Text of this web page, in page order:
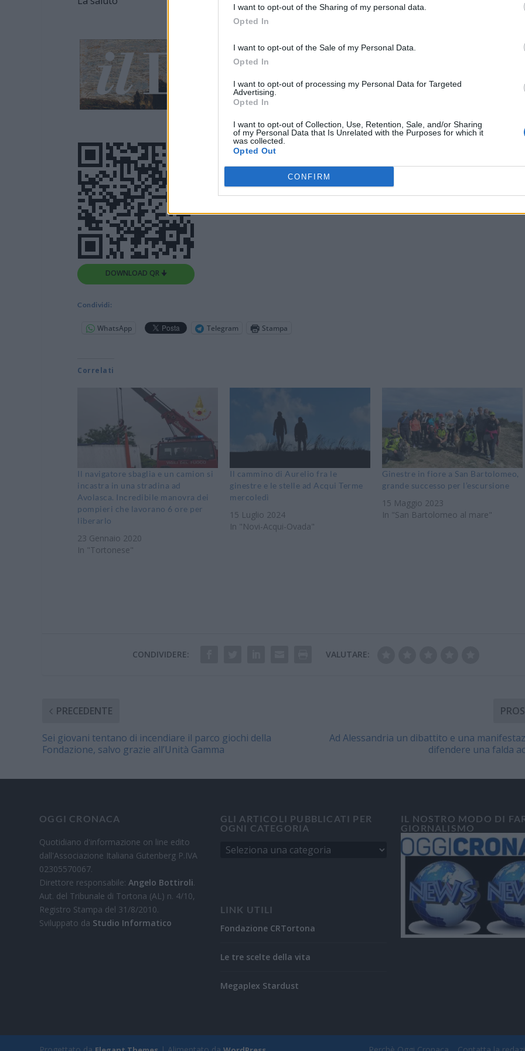
I want to opt-out of the Sharing of my personal data.
Opted In
I want to opt-out of the Sale of my Personal Data.
Opted In
I want to opt-out of processing my Personal Data for Targeted
Advertising.
Opted In
I want to opt-out of Collection, Use, Retention, Sale, and/or Sharing
of my Personal Data that Is Unrelated with the Purposes for which it
was collected.
Opted Out
CONFIRM
DOWNLOAD QR 🠋
Condividi:
WhatsApp Telegram Stampa
Correlati
Il navigatore sbaglia e un camion si
incastra in una stradina ad
Avolasca. Incredibile manovra dei
pompieri che lavorano 6 ore per
liberarlo
23 Gennaio 2020
In "Tortonese"
Il cammino di Aurelio fra le
ginestre e le stelle ad Acqui Terme
mercoledì
15 Luglio 2024
In "Novi-Acqui-Ovada"
Ginestre in fiore a San Bartolomeo,
grande successo per l’escursione
15 Maggio 2023
In "San Bartolomeo al mare"
CONDIVIDERE: VALUTARE:
PRECEDENTE
Sei giovani tentano di incendiare il parco giochi della
Fondazione, salvo grazie all’Unità Gamma
Ad Alessandria un dibattito e una
difendere una falda
OGGI CRONACA
Quotidiano d'informazione on line edito
dall'Associazione Italiana Gutenberg P.IVA
02305570067.
Direttore responsabile:Angelo Bottiroli.
Aut. del Tribunale di Tortona (AL) n. 4/10,
Registro Stampa del 31/8/2010.
Sviluppato da Studio Informatico
GLI ARTICOLI PUBBLICATI PER
OGNI CATEGORIA
LINK UTILI
Fondazione CRTortona
Le tre scelte della vita
Megaplex Stardust
IL NOSTRO MODO DI
GIORNALISMO